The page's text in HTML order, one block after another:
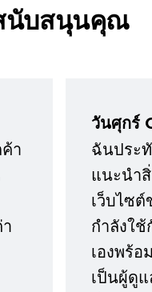
นับสนุนคุณ
า
วันศุกร์
ฉันประ
แนะนำ
เว็บไซ
กำลังใ
เองพร้
เป็นผู้ดูแ